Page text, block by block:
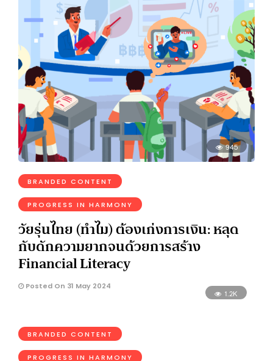
945
BRANDED CONTENT
PROGRESS IN HARMONY
วัยรุ่นไทย (ทำไม) ต้องเก่งการเงิน: หลุด
กับดักความยากจนด้วยการสร้าง
Financial Literacy
Posted On 31 May 2024
1.2K
BRANDED CONTENT
PROGRESS IN HARMONY